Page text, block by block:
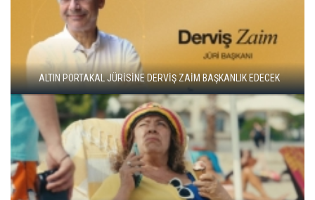
ADANA ALTIN KOZA'DA JÜRİ BAŞKANI ZUHAL OLCAY